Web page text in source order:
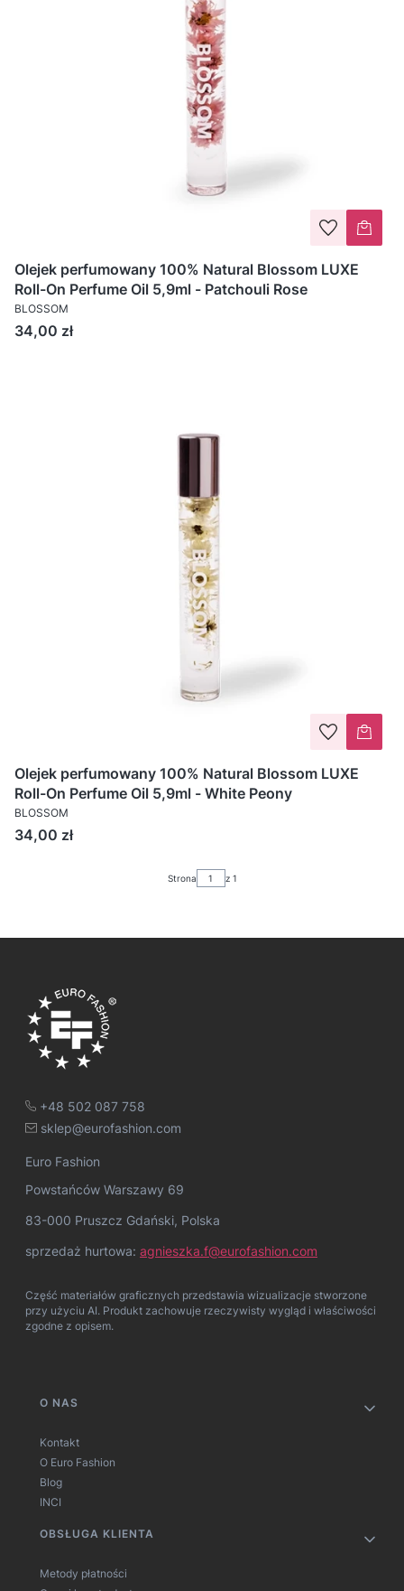
Olejek perfumowany 100% Natural Blossom LUXE
Roll-On Perfume Oil 5,9ml - Patchouli Rose
BLOSSOM
Cena
34,00 zł
Olejek perfumowany 100% Natural Blossom LUXE
Roll-On Perfume Oil 5,9ml - White Peony
BLOSSOM
Cena
34,00 zł
Strona z 1
+48 502 087 758
sklep@eurofashion.com
Euro Fashion
Powstańców Warszawy 69
83-000 Pruszcz Gdański, Polska
sprzedaż hurtowa: agnieszka.f@eurofashion.com
Część materiałów graficznych przedstawia wizualizacje stworzone
przy użyciu AI. Produkt zachowuje rzeczywisty wygląd i właściwości
zgodne z opisem.
Linki w stopce
O NAS
Kontakt
O Euro Fashion
Blog
INCI
OBSŁUGA KLIENTA
Metody płatności